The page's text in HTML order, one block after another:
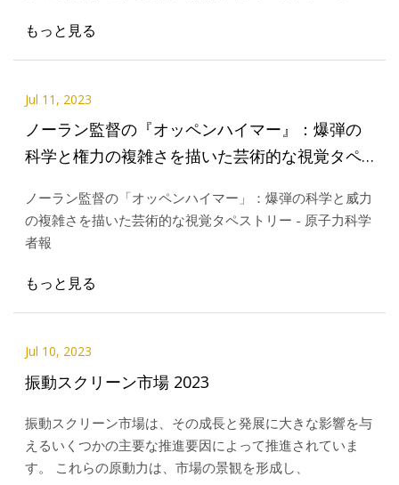
もっと見る
Jul 11, 2023
ノーラン監督の『オッペンハイマー』：爆弾の
科学と権力の複雑さを描いた芸術的な視覚タペ
ノーラン監督の「オッペンハイマー」：爆弾の科学と威力
の複雑さを描いた芸術的な視覚タペストリー - 原子力科学
者報
もっと見る
Jul 10, 2023
振動スクリーン市場 2023
振動スクリーン市場は、その成長と発展に大きな影響を与
えるいくつかの主要な推進要因によって推進されていま
す。 これらの原動力は、市場の景観を形成し、